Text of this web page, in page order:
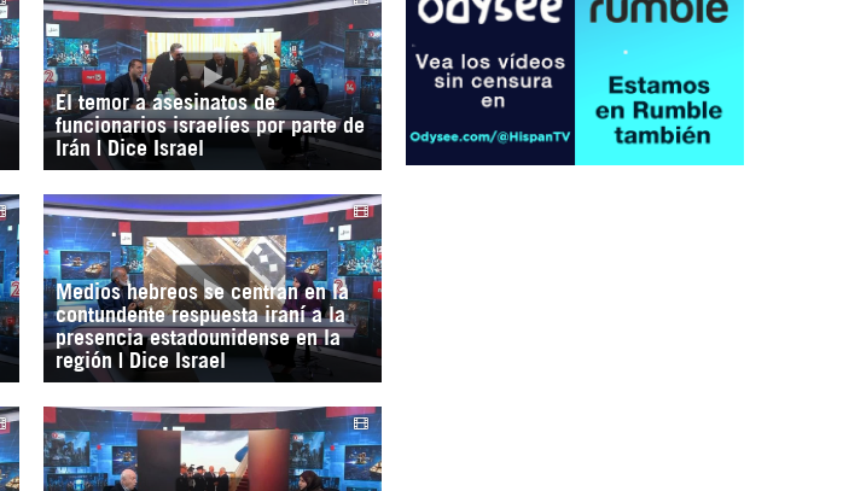
El temor a asesinatos de
funcionarios israelíes por parte de
Irán | Dice Israel
Medios hebreos se centran en la
contundente respuesta iraní a la
presencia estadounidense en la
región | Dice Israel
CGRI de Irán asesta duros golpes a EEUU
con ataque simultáneo en Asia Occidental |
Detrás de la Razón